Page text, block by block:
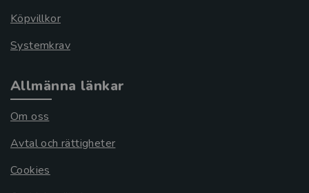
Köpvillkor
Systemkrav
Allmänna länkar
Om oss
Avtal och rättigheter
Cookies